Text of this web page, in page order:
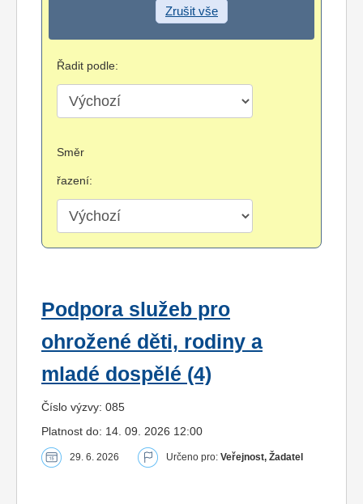
Zrušit vše
Řadit podle:
Směr
řazení:
Podpora služeb pro
ohrožené děti, rodiny a
mladé dospělé (4)
Číslo výzvy: 085
Platnost do: 14. 09. 2026 12:00
29. 6. 2026 Určeno pro: Veřejnost, Žadatel